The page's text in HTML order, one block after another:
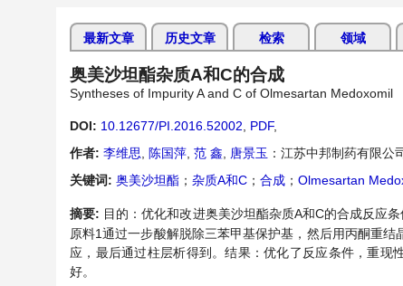
最新文章 历史文章 检索 领域
奥美沙坦酯杂质A和C的合成
Syntheses of Impurity A and C of Olmesartan Medoxomil
DOI: 10.12677/PI.2016.52002 PDF,
作者: 李维思 陈国萍 范 鑫 唐景玉 ：江苏中邦制药有限公
关键词: 奥美沙坦酯 ； 杂质A和C ； 合成 ； Olmesartan
摘要: 目的：优化和改进奥美沙坦酯杂质A和C的合成反应
原料1通过一步酸解脱除三苯甲基保护基，然后用丙酮重
应，最后通过柱层析得到。结果：优化了反应条件，重现
好。